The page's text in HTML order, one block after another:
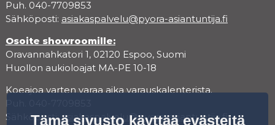
Puh. 040-7709853
Sähköposti: asiakaspalvelu@pyora-asiantuntija.fi
Osoite showroomille:
Oravannahkatori 1, 02120 Espoo, Suomi
Huollon aukioloajat MA-PE 10-18
Koeajoa varten varaa aika varauskalenterista.
Sähköposti:asiakaspalvelu@pyora-asiantuntija.fi
Tämä sivusto käyttää evästeitä